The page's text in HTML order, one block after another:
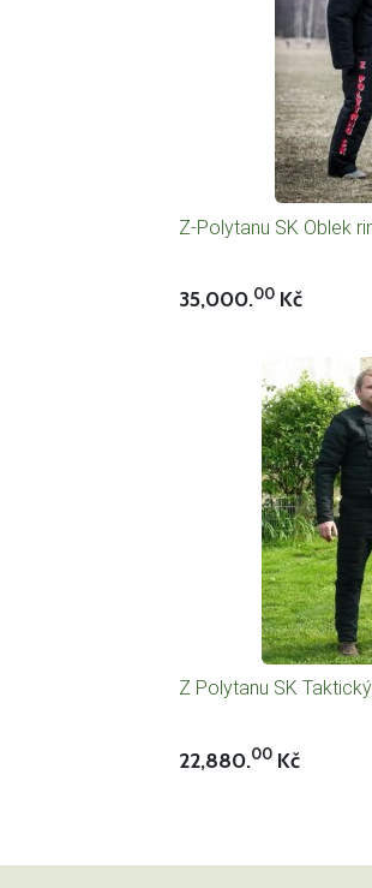
Z-Polytanu SK Oblek
35,000.00 Kč
Z Polytanu SK
22,880.00 Kč